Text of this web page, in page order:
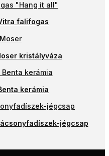
falifogas
kristályváza
kerámia
jégcsap